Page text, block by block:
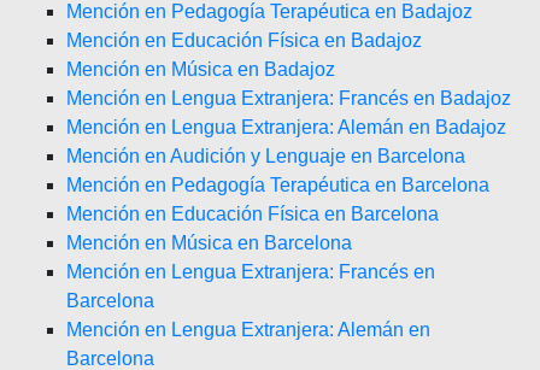
Mención en Pedagogía Terapéutica en Badajoz
Mención en Educación Física en Badajoz
Mención en Música en Badajoz
Mención en Lengua Extranjera: Francés en Badajoz
Mención en Lengua Extranjera: Alemán en Badajoz
Mención en Audición y Lenguaje en Barcelona
Mención en Pedagogía Terapéutica en Barcelona
Mención en Educación Física en Barcelona
Mención en Música en Barcelona
Mención en Lengua Extranjera: Francés en
Barcelona
Mención en Lengua Extranjera: Alemán en
Barcelona